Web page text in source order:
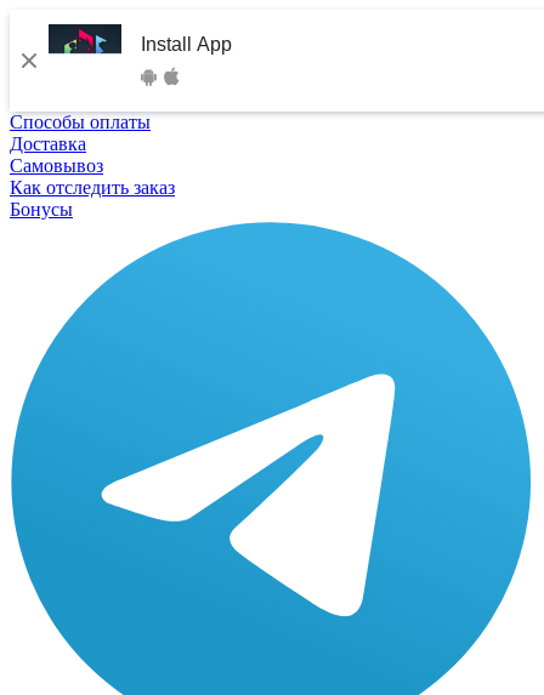
Install App
Способы оплаты
Доставка
Самовывоз
Как отследить заказ
Бонусы